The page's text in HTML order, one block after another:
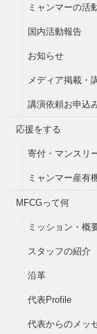
ミャンマーの活
国内活動報告
お知らせ
メディア掲載・
講演依頼お申込
応援をする
寄付・マンスリ
ミャンマー産有
MFCGって何
ミッション・概
スタッフの紹介
沿革
代表Profile
代表からのメッ